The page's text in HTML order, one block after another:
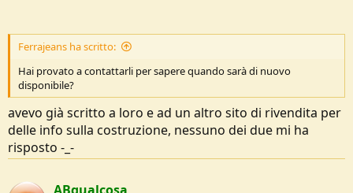
Ferrajeans ha scritto:
Hai provato a contattarli per sapere quando sarà di nuovo
disponibile?
avevo già scritto a loro e ad un altro sito di rivendita per
delle info sulla costruzione, nessuno dei due mi ha
risposto -_-